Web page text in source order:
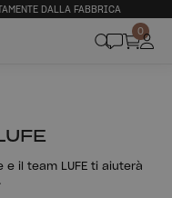
DALLA FABBRICA
0
il team LUFE ti aiuterà